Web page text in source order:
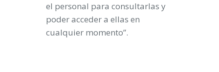
el personal para consultarlas y
poder acceder a ellas en
cualquier momento”.